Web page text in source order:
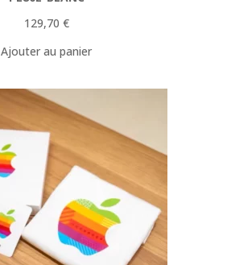
129,70 €
Ajouter au panier